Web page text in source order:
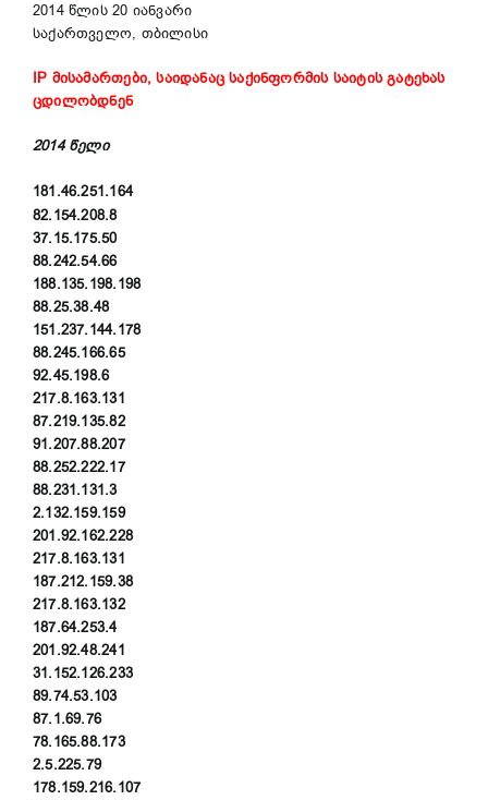
2014 წლის 20 იანვარი
საქართველო, თბილისი
IP მისამართები, საიდანაც საქინფორმის საიტის გატეხას
ცდილობდნენ
2014 წელი
181.46.251.164
82.154.208.8
37.15.175.50
88.242.54.66
188.135.198.198
88.25.38.48
151.237.144.178
88.245.166.65
92.45.198.6
217.8.163.131
87.219.135.82
91.207.88.207
88.252.222.17
88.231.131.3
2.132.159.159
201.92.162.228
217.8.163.131
187.212.159.38
217.8.163.132
187.64.253.4
201.92.48.241
31.152.126.233
89.74.53.103
87.1.69.76
78.165.88.173
2.5.225.79
178.159.216.107